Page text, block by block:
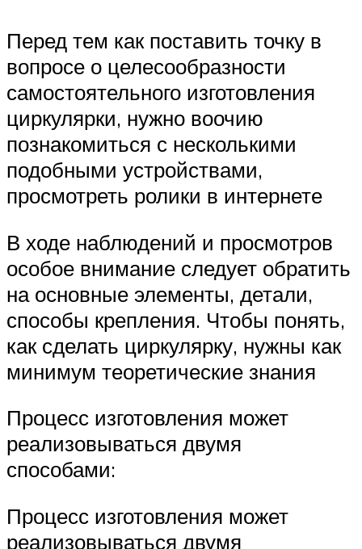
Перед тем как поставить точку в
вопросе о целесообразности
самостоятельного изготовления
циркулярки, нужно воочию
познакомиться с несколькими
подобными устройствами,
просмотреть ролики в интернете
В ходе наблюдений и просмотров
особое внимание следует обратить
на основные элементы, детали,
способы крепления. Чтобы понять,
как сделать циркулярку, нужны как
минимум теоретические знания
Процесс изготовления может
реализовываться двумя
способами:
Процесс изготовления может
реализовываться двумя